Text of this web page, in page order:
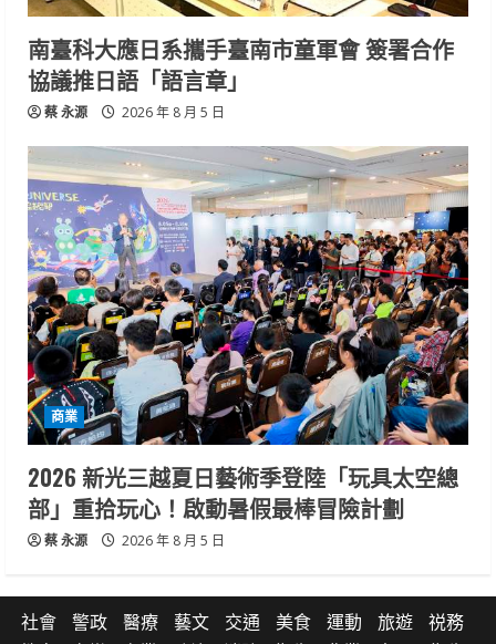
南臺科大應日系攜手臺南市童軍會 簽署合作
協議推日語「語言章」
蔡 永源 2026 年 8 月 5 日
商業
2026 新光三越夏日藝術季登陸「玩具太空總
部」重拾玩心！啟動暑假最棒冒險計劃
蔡 永源 2026 年 8 月 5 日
社會 警政 醫療 藝文 交通 美食 運動 旅遊
祱務